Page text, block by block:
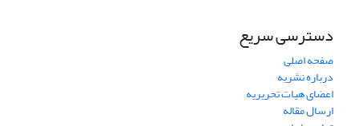
دسترسی سریع
صفحه اصلی
درباره نشریه
اعضای هیات تحریریه
ارسال مقاله